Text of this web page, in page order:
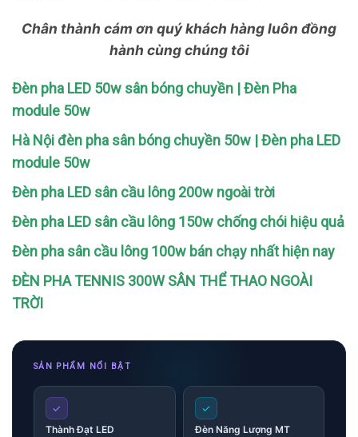
Chân thành cám ơn quý khách hàng luôn đồng
hành cùng chúng tôi
Đèn pha LED 50w sân bóng chuyền | Đèn Pha
module 50w
Hà Nội đèn pha sân bóng chuyền 50w | Đèn pha LED
module 50w
Đèn pha LED sân cầu lông 200w ngoài trời
Đèn pha LED sân cầu lông 150w chống chói hiệu quả
Đèn pha sân cầu lông 100w bán chạy nhất hiện nay
ĐÈN PHA TENNIS 300W SÂN THỂ THAO NGOÀI
TRỜI
SẢN PHẨM NỔI BẬT
✓
Thành Đạt LED
✓
Đèn Năng Lượng MT